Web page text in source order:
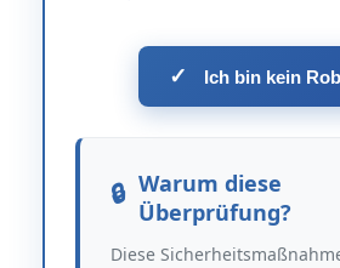
✓ Ich bin kein
Warum diese
Überprüfung?
Diese